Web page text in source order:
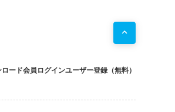
ード会員ログインユーザー登録（無料）